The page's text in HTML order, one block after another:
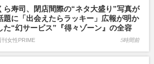
ら寿司、閉店間際の“ネタ大盛り”写真が
題に「出会えたらラッキー」広報が明か
た“幻サービス”『得々ゾーン』の全容
刊女性PRIME 5時間前